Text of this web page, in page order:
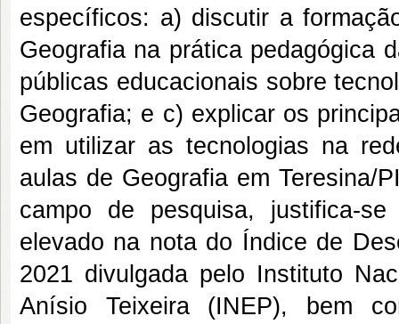
específicos: a) discutir a
Geografia na prática pedagógica
públicas educacionais sobre
Geografia; e c) explicar os
em utilizar as tecnologias na
aulas de Geografia em Teresina/
campo de pesquisa, justifica-
elevado na nota do Índice de
2021 divulgada pelo Instituto
Anísio Teixeira (INEP), bem